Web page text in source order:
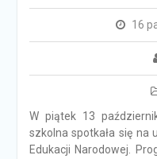
16
W piątek 13
szkolna spotkała się na
Edukacji Narodowej.